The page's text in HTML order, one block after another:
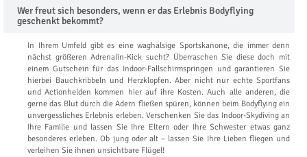
Wer freut sich besonders, wenn er das Erlebnis Bodyflying
geschenkt bekommt?
In Ihrem Umfeld gibt es eine waghalsige Sportskanone, die immer denn
nächst größeren Adrenalin-Kick sucht? Überraschen Sie diese doch mit
einem Gutschein für das Indoor-Fallschirmspringen und garantieren Sie
hierbei Bauchkribbeln und Herzklopfen. Aber nicht nur echte Sportfans
und Actionhelden kommen hier auf ihre Kosten. Auch alle anderen, die
gerne das Blut durch die Adern fließen spüren, können beim Bodyflying ein
unvergessliches Erlebnis erleben. Verschenken Sie das Indoor-Skydiving an
Ihre Familie und lassen Sie Ihre Eltern oder Ihre Schwester etwas ganz
besonderes erleben. Ob jung oder alt – lassen Sie Ihre Lieben fliegen und
verleihen Sie ihnen unsichtbare Flügel!